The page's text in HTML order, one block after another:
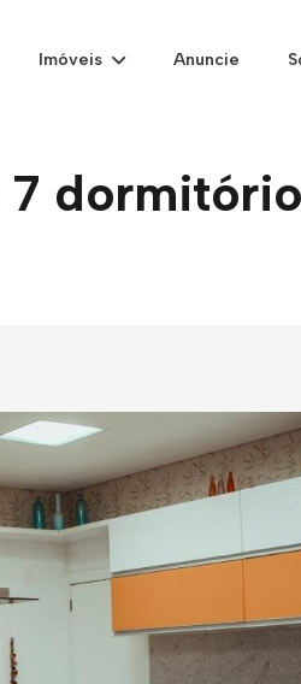
Imóveis Anuncie